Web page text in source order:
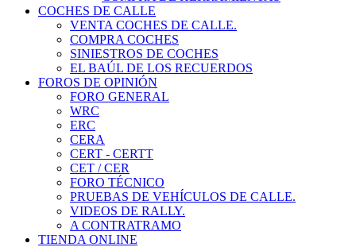
COCHES DE CALLE
VENTA COCHES DE CALLE.
COMPRA COCHES
SINIESTROS DE COCHES
EL BAÚL DE LOS RECUERDOS
FOROS DE OPINIÓN
FORO GENERAL
WRC
ERC
CERA
CERT - CERTT
CET / CER
FORO TÉCNICO
PRUEBAS DE VEHÍCULOS DE CALLE.
VIDEOS DE RALLY.
A CONTRATRAMO
TIENDA ONLINE